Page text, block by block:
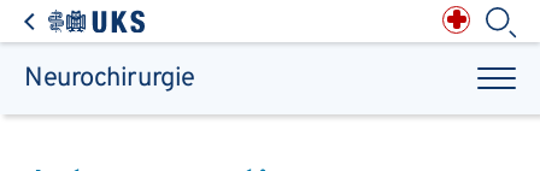
Direkt zum Inhalt springen
Neurochirurgie
Suchbegriff